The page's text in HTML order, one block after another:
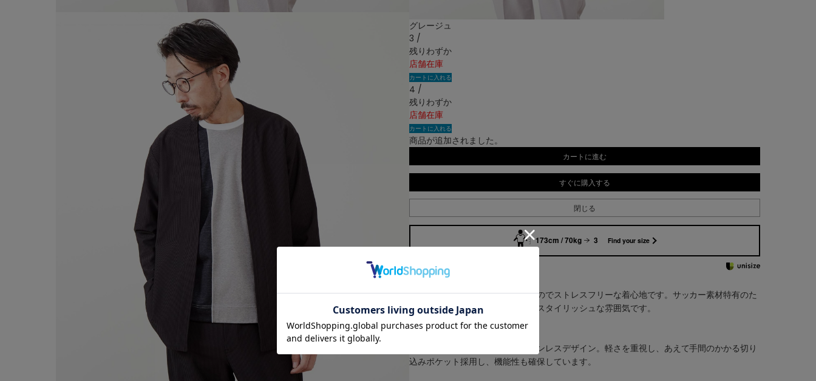
グレージュ
3 /
残りわずか
店舗在庫
カートに入れる
4 /
残りわずか
店舗在庫
カートに入れる
商品が追加されました。
カートに進む
すぐに購入する
閉じる
173cm / 70kg 3 Find your size
アイテム説明
<素材について>
抜群のストレッチ性を持っているのでストレスフリーな着心地です。サッカー素材特有のた
て流れの柄感と光沢感が相まってスタイリッシュな雰囲気です。
<デザインの特徴>
軽い雰囲気でシャレ感のあるボタンレスデザイン。軽さを重視し、あえて手間のかかる切り
込みポケット採用し、機能性も確保しています。